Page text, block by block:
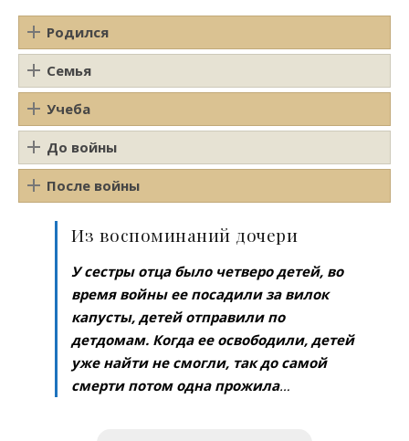
Родился
Семья
Учеба
До войны
После войны
Из воспоминаний дочери
У сестры отца было четверо детей, во
время войны ее посадили за вилок
капусты, детей отправили по
детдомам. Когда ее освободили, детей
уже найти не смогли, так до самой
смерти потом одна прожила…